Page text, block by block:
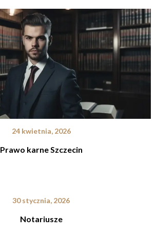
24 kwietnia, 2026
Prawo karne Szczecin
30 stycznia, 2026
Notariusze